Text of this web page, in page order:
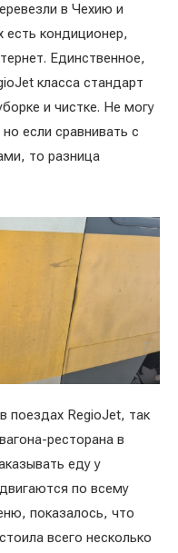
в Чехию и
есть кондиционер,
Единственное,
класса стандарт
и чистке. Не могу
если сравнивать с
то разница
поездах RegioJet, так
ресторана в
еду у
по всему
показалось, что
всего несколько